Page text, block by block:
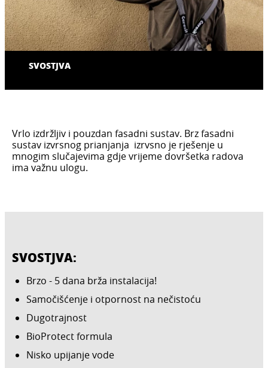
SVOSTJVA
Vrlo izdržljiv i pouzdan fasadni sustav. Brz fasadni
sustav izvrsnog prianjanja izrvsno je rješenje u
mnogim slučajevima gdje vrijeme dovršetka radova
ima važnu ulogu.
SVOSTJVA:
Brzo - 5 dana brža instalacija!
Samočišćenje i otpornost na nečistoću
Dugotrajnost
BioProtect formula
Nisko upijanje vode